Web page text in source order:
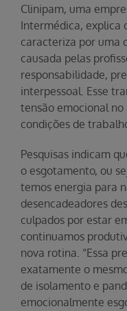
Clinipam, uma
Intermédica, explica
caracteriza por uma
causada pelas
responsabilidade,
interpessoal. Esse
tensão emocional no
condições de
Pesquisas indicam
o esgotamento, ou
temos energia para
desencadeadores
culpados por estar
continuamos
nova rotina. “Essa
exatamente o
de isolamento e
emocionalmente